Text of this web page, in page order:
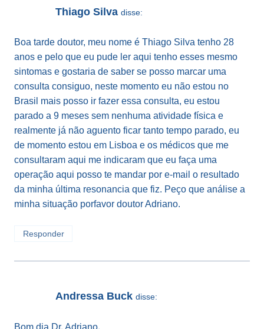
Thiago Silva disse:
Boa tarde doutor, meu nome é Thiago Silva tenho 28
anos e pelo que eu pude ler aqui tenho esses mesmo
sintomas e gostaria de saber se posso marcar uma
consulta consiguo, neste momento eu não estou no
Brasil mais posso ir fazer essa consulta, eu estou
parado a 9 meses sem nenhuma atividade física e
realmente já não aguento ficar tanto tempo parado, eu
de momento estou em Lisboa e os médicos que me
consultaram aqui me indicaram que eu faça uma
operação aqui posso te mandar por e-mail o resultado
da minha última resonancia que fiz. Peço que análise a
minha situação porfavor doutor Adriano.
Responder
Andressa Buck disse:
Bom dia Dr. Adriano,